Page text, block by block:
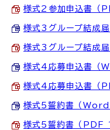
様式2参加申込書 （
様式3グループ結成
様式3グループ結成
様式4応募申込書 （
様式4応募申込書 （
様式5誓約書 （
様式5誓約書 （PDF